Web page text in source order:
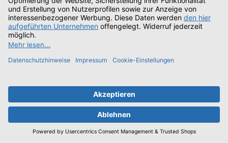
Zahlungsarten
Versandarten
© 2026 Zimmermann Electronic Vertriebs GmbH
Alle Preise inkl. gesetzl. Mehrwertsteuer zzgl.
und ggf. Nachnahmegebühren, wenn nicht anders angegeben.